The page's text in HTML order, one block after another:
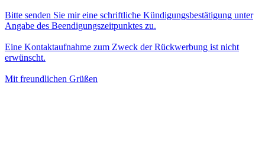
Bitte senden Sie mir eine schriftliche Kündigungsbestätigung unter
Angabe des Beendigungszeitpunktes zu.
Eine Kontaktaufnahme zum Zweck der Rückwerbung ist nicht
erwünscht.
Mit freundlichen Grüßen